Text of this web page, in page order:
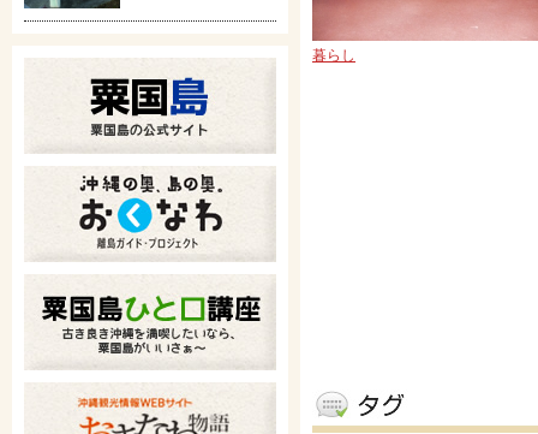
暮らし